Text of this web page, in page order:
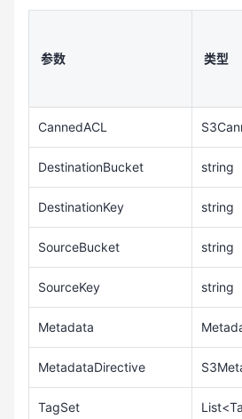
Console.WriteLine("fail to cop
return;
​
Console.WriteLine("copy object fro
m {0}/{1} to {2}/{3}.",
estinationBucket,
}
catch (Exception e)
{
}
参数 类型
CannedACL
DestinationBucket string
DestinationKey string
SourceBucket string
SourceKey string
Metadata
MetadataDirective
TagSet